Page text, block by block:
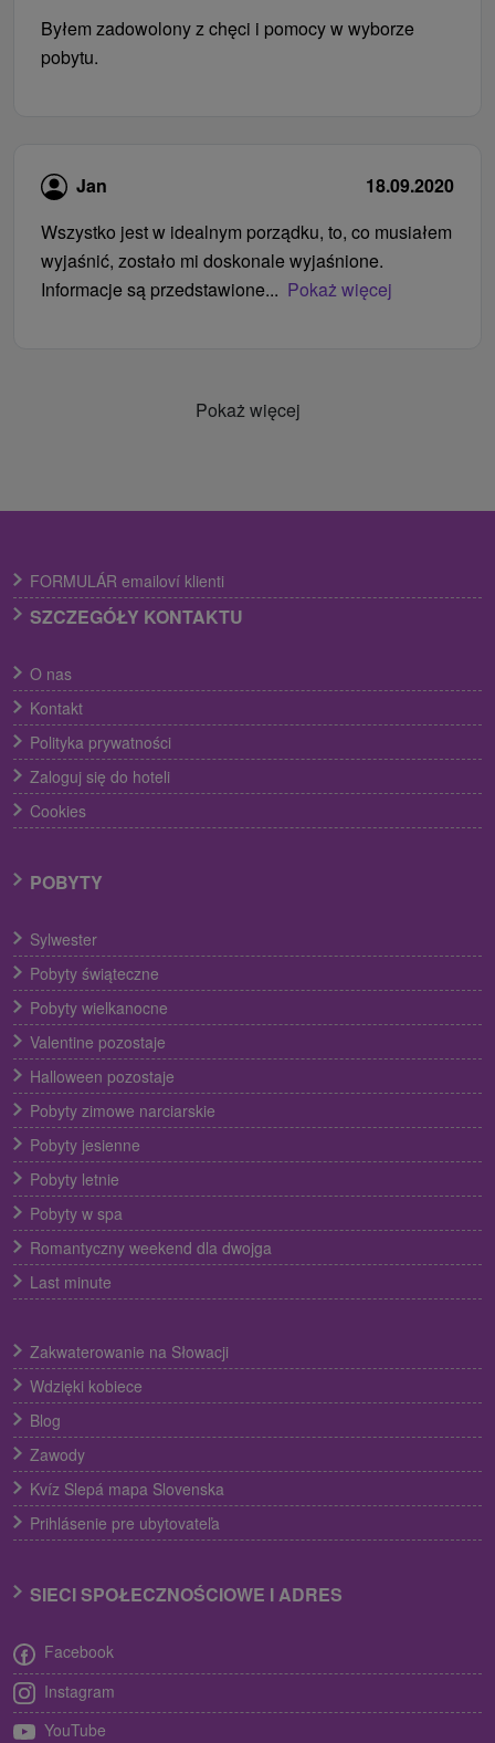
Byłem zadowolony z chęci i pomocy w wyborze
pobytu.
Jan
18.09.2020
Wszystko jest w idealnym porządku, to, co musiałem
wyjaśnić, zostało mi doskonale wyjaśnione.
Informacje są przedstawione... Pokaż więcej
Pokaż więcej
FORMULÁR emailoví klienti
SZCZEGÓŁY KONTAKTU
O nas
Kontakt
Polityka prywatności
Zaloguj się do hoteli
Cookies
POBYTY
Sylwester
Pobyty świąteczne
Pobyty wielkanocne
Valentine pozostaje
Halloween pozostaje
Pobyty zimowe narciarskie
Pobyty jesienne
Pobyty letnie
Pobyty w spa
Romantyczny weekend dla dwojga
Last minute
Zakwaterowanie na Słowacji
Wdzięki kobiece
Blog
Zawody
Kvíz Slepá mapa Slovenska
Prihlásenie pre ubytovateľa
SIECI SPOŁECZNOŚCIOWE I ADRES
Facebook
Instagram
YouTube